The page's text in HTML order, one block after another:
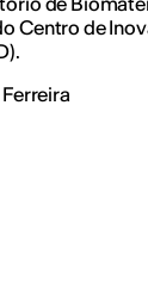
Centro de